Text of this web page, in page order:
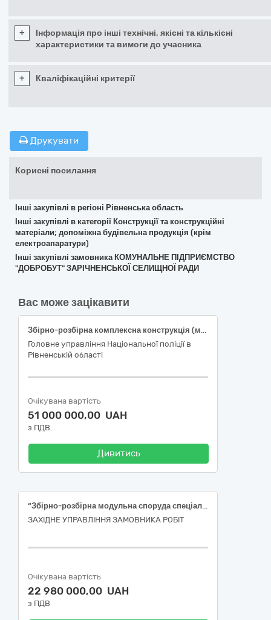
+
Інформація про інші технічні, якісні та кількісні
характеристики та вимоги до учасника
+ Кваліфікаційні критерії
Друкувати
Корисні посилання
Інші закупівлі в регіоні Рівненська область
Інші закупівлі в категорії Конструкції та конструкційні
матеріали; допоміжна будівельна продукція (крім
електроапаратури)
Інші закупівлі замовника КОМУНАЛЬНЕ ПІДПРИЄМСТВО
"ДОБРОБУТ" ЗАРІЧНЕНСЬКОЇ СЕЛИЩНОЇ РАДИ
Вас може зацікавити
Збірно-розбірна комплексна конструкція (модульна споруда) спеціального призначення
Головне управління Національної поліції в
Рівненській області
Очікувана вартість
51 000 000,00 UAH
з ПДВ
Дивитись
“Збірно-розбірна модульна споруда спеціального призначення (комплексна будівля)” в якості службово-казарменого комплексу
ЗАХІДНЕ УПРАВЛІННЯ ЗАМОВНИКА РОБІТ
Очікувана вартість
22 980 000,00 UAH
з ПДВ